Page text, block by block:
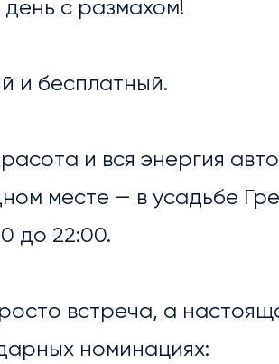
с размахом!
и бесплатный.
и вся энергия
месте — в усадьбе
до 22:00.
встреча, а
номинациях: